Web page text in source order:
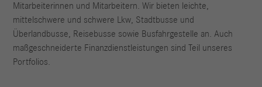
Mitarbeiterinnen und Mitarbeitern. Wir bieten leichte,
mittelschwere und schwere Lkw, Stadtbusse und
Überlandbusse, Reisebusse sowie Busfahrgestelle an. Auch
maßgeschneiderte Finanzdienstleistungen sind Teil unseres
Portfolios.